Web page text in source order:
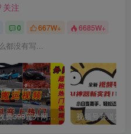
关注
0 667W+ 6685W+
都没有写...
外面收费398元外网超跑豪车汽车视频搬运至快手抖音上热门项目